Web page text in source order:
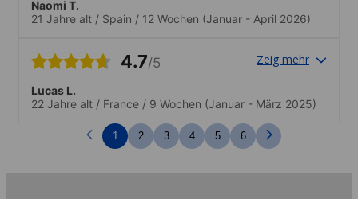
Naomi T.
21 Jahre alt / Spain / 12 Wochen (Januar - April 2026)
4.7/5 Zeig mehr
Lucas L.
22 Jahre alt / France / 9 Wochen (Januar - März 2025)
1 2 3 4 5 6